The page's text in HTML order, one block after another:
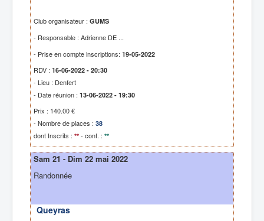
Club organisateur : GUMS
- Responsable : Adrienne DE ...
- Prise en compte inscriptions: 19-05-2022
RDV : 16-06-2022 - 20:30
- Lieu : Denfert
- Date réunion : 13-06-2022 - 19:30
Prix : 140.00 €
- Nombre de places : 38
dont Inscrits : ** - conf. : **
Sam 21 - Dim 22 mai 2022
Randonnée
Queyras